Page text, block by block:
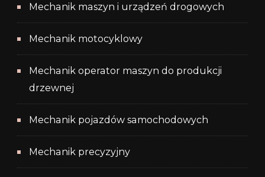
Mechanik maszyn i urządzeń drogowych
Mechanik motocyklowy
Mechanik operator maszyn do produkcji
drzewnej
Mechanik pojazdów samochodowych
Mechanik precyzyjny